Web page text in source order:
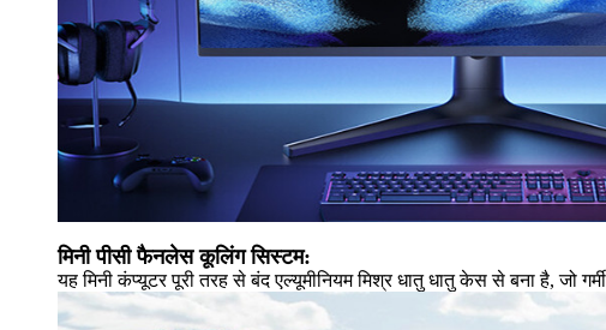
मिनी पीसी फैनलेस कूलिंग सिस्टम:
यह मिनी कंप्यूटर पूरी तरह से बंद एल्यूमीनियम मिश्र धातु धातु केस से बना है, जो